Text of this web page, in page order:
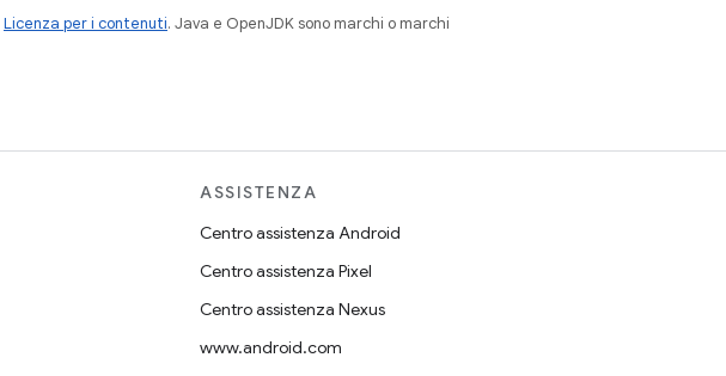
Licenza per i contenuti. Java e OpenJDK sono marchi o marchi
ASSISTENZA
Centro assistenza Android
Centro assistenza Pixel
Centro assistenza Nexus
www.android.com